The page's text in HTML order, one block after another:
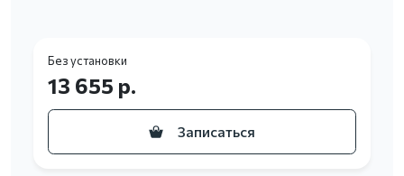
Без установки
13 655 р.
Записаться